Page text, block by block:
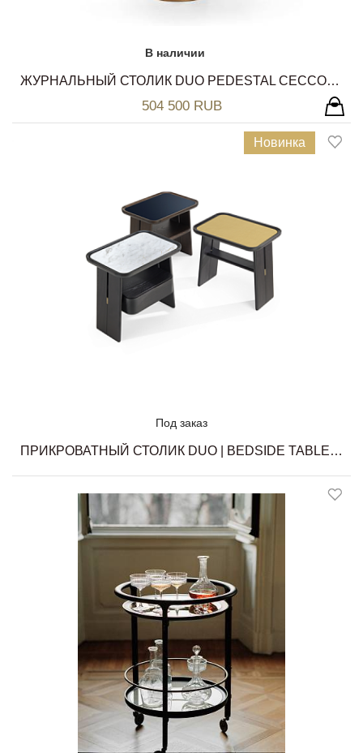
В наличии
ЖУРНАЛЬНЫЙ СТОЛИК DUO PEDESTAL CECCOTTI COLLEZIONI
504 500 RUB
Новинка
Под заказ
ПРИКРОВАТНЫЙ СТОЛИК DUO | BEDSIDE TABLE CECCOTTI COLLEZIONI